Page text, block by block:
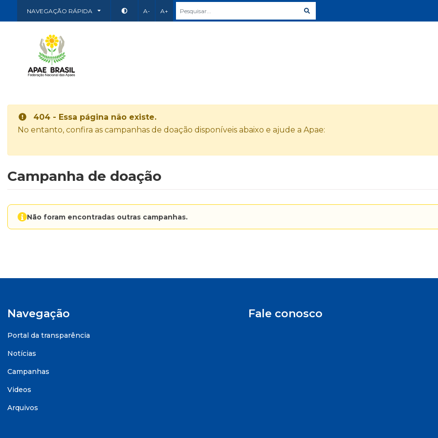
NAVEGAÇÃO RÁPIDA A- A+
404 - Essa página não existe.
No entanto, confira as campanhas de doação disponíveis abaixo e ajude a Apae:
Campanha de doação
Não foram encontradas outras campanhas.
Navegação
Portal da transparência
Notícias
Campanhas
Videos
Arquivos
Fale conosco